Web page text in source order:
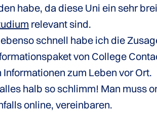
habe, da diese Uni ein sehr
relevant sind.
schnell habe ich die
von College
zum Leben vor Ort.
halb so schlimm! Man muss
online, vereinbaren.